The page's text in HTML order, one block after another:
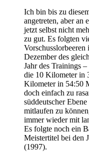
Ich bin bis zu
angetreten, aber an
jetzt selbst nicht
zu gut. Es folgten
Dezember des
Jahr des Trainings
die 10 Kilometer in
Kilometer in 54:50
doch einfach zu
süddeutscher
mitlaufen zu
immer wieder mit
Es folgte noch ein
Meistertitel bei den
(1997).